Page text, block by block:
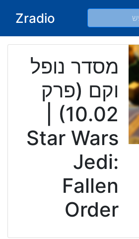
Zradio
מסדר נופל
וקם (פרק
10.02) |
Star Wars
Jedi:
Fallen
Order